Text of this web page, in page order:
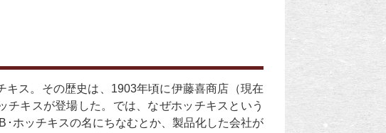
キス。その歴史は、1903年頃に伊藤喜商店（現在
キスが登場した。では、なぜホッチキスという
ホッチキスの名にちなむとか、製品化した会社が